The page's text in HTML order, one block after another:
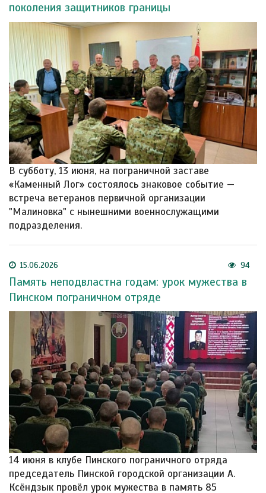
поколения защитников границы
В субботу, 13 июня, на пограничной заставе
«Каменный Лог» состоялось знаковое событие —
встреча ветеранов первичной организации
"Малиновка" с нынешними военнослужащими
подразделения.
15.06.2026 94
Память неподвластна годам: урок мужества в
Пинском пограничном отряде
14 июня в клубе Пинского пограничного отряда
председатель Пинской городской организации А.
Ксёндзык провёл урок мужества в память 85